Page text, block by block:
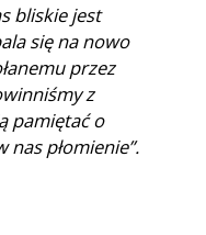
bliskie jest
się na nowo
przez
z
pamiętać o
płomienie”.